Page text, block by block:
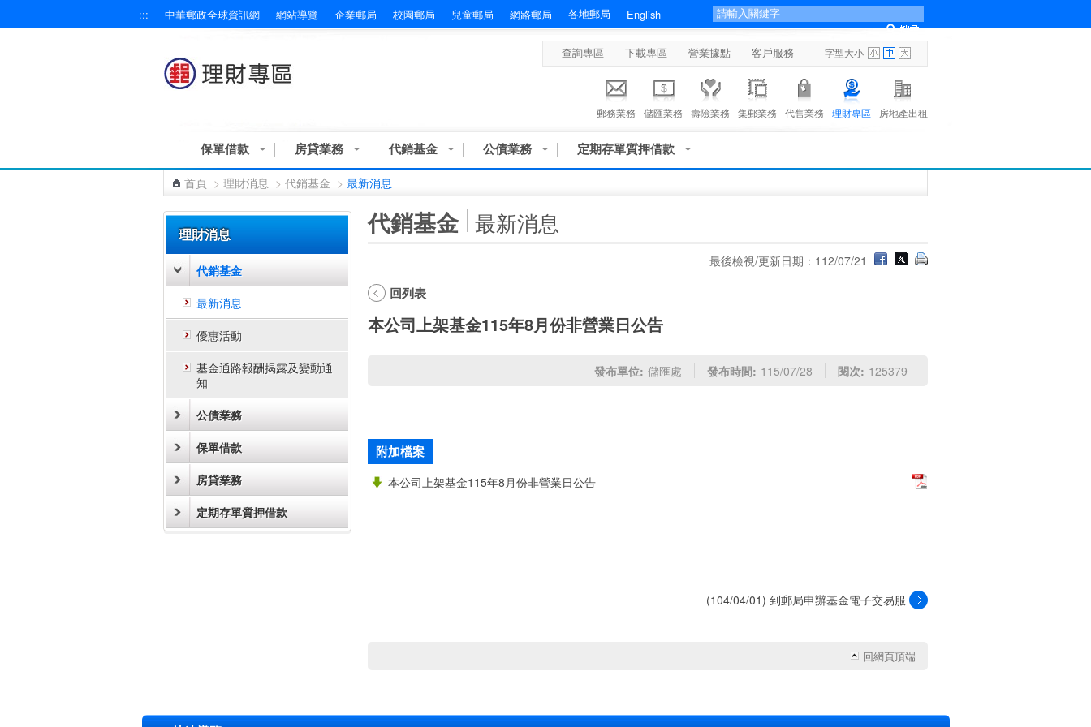
::: 中華郵政全球資訊網 網站導覽 企業郵局 校園郵局 兒童郵局 網路郵局 各地郵局 English
查詢專區 下載專區 營業據點 客戶服務 字型大小
郵務業務 儲匯業務 壽險業務 集郵業務 代售業務 理財專區 房地產出租
保單借款 房貸業務 代銷基金 公債業務 定期存單質押借款
首頁 > 理財消息 > 代銷基金 > 最新消息
理財消息
代銷基金
最新消息
優惠活動
基金通路報酬揭露及變動通
知
公債業務
保單借款
房貸業務
定期存單質押借款
代銷基金 最新消息
最後檢視/更新日期：112/07/21
回列表
本公司上架基金115年8月份非營業日公告
發布單位: 儲匯處 發布時間: 115/07/28 閱次: 125379
附加檔案
本公司上架基金115年8月份非營業日公告
(104/04/01) 到郵局申辦基金電子交易服
回網頁頂端